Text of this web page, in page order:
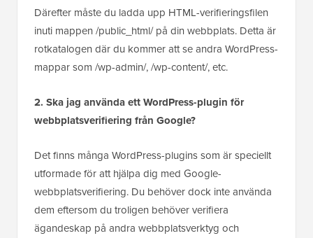
Därefter måste du ladda upp HTML-verifieringsfilen
inuti mappen /public_html/ på din webbplats. Detta är
rotkatalogen där du kommer att se andra WordPress-
mappar som /wp-admin/, /wp-content/, etc.
2. Ska jag använda ett WordPress-plugin för
webbplatsverifiering från Google?
Det finns många WordPress-plugins som är speciellt
utformade för att hjälpa dig med Google-
webbplatsverifiering. Du behöver dock inte använda
dem eftersom du troligen behöver verifiera
ägandeskap på andra webbplatsverktyg och